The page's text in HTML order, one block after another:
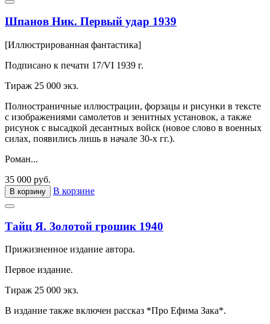
Шпанов Ник. Первый удар 1939
[Иллюстрированная фантастика]
Подписано к печати 17/VI 1939 г.
Тираж 25 000 экз.
Полностраничные иллюстрации, форзацы и рисунки в тексте
с изображениями самолетов и зенитных установок, а также
рисунок с высадкой десантных войск (новое слово в военных
силах, появились лишь в начале 30-х гг.).
Роман...
35 000 руб.
В корзину В корзине
Тайц Я. Золотой грошик 1940
Прижизненное издание автора.
Первое издание.
Тираж 25 000 экз.
В издание также включен рассказ *Про Ефима Зака*.